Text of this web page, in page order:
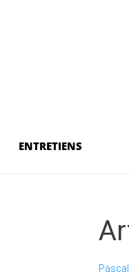
ENTRETIENS